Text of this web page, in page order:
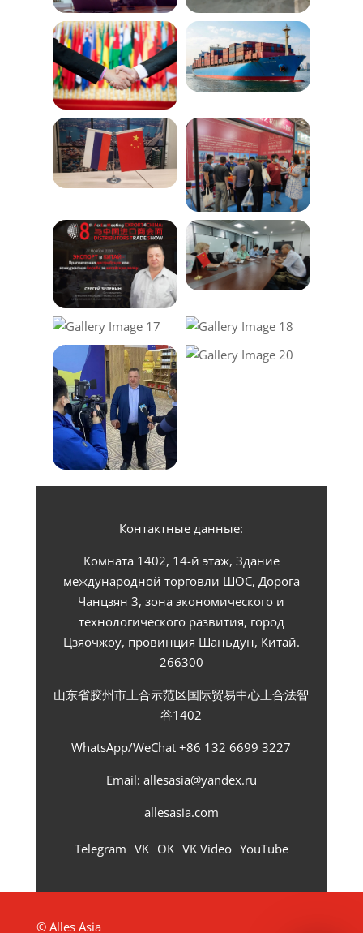
Контактные данные:
Комната 1402, 14-й этаж, Здание
международной торговли ШОС, Дорога
Чанцзян 3, зона экономического и
технологического развития, город
Цзяочжоу, провинция Шаньдун, Китай.
266300
山东省胶州市上合示范区国际贸易中心上合法智
谷1402
WhatsApp/WeChat +86 132 6699 3227
Email: allesasia@yandex.ru
allesasia.com
Telegram VK OK VK Video YouTube
© Alles Asia